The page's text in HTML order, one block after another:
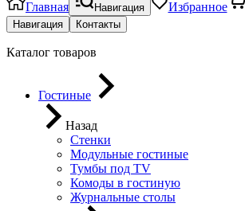
Главная Навигация Избранное
Навигация Контакты
Каталог товаров
Гостиные
Назад
Стенки
Модульные гостиные
Тумбы под ТV
Комоды в гостиную
Журнальные столы